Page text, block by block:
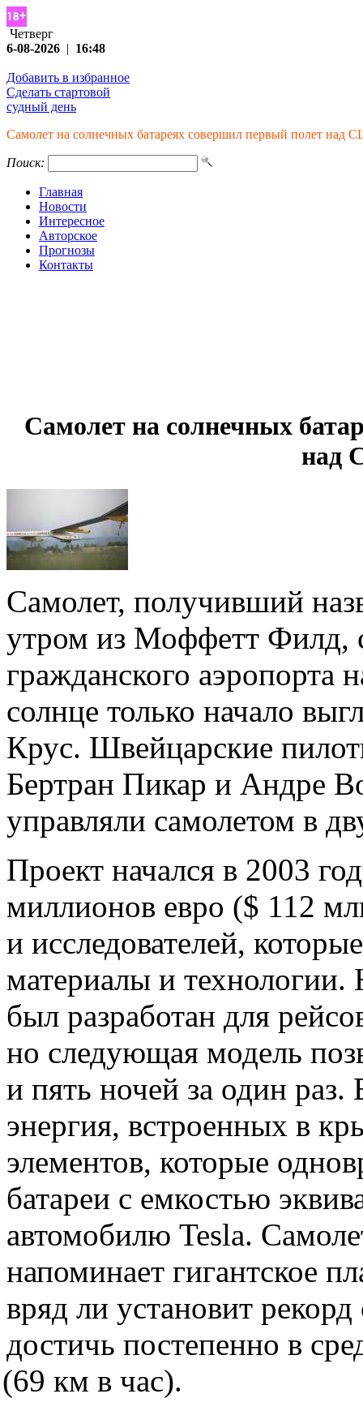
Четверг
6-08-2026 | 16:48
Добавить в избранное
Сделать стартовой
судный день
Самолет на солнечных батареях совершил первый полет над
Поиск:
Главная
Новости
Интересное
Авторское
Прогнозы
Контакты
Самолет на солнечных
над
Самолет, получивший
утром из Моффетт Филд,
гражданского аэропорта
солнце только начало
Крус. Швейцарские
Бертран Пикар и Андре
управляли самолетом в
Проект начался в 2003
миллионов евро ($ 112
и исследователей,
материалы и
был разработан для
но следующая модель
и пять ночей за один
энергия, встроенных в
элементов, которые
батареи с емкостью
автомобилю Tesla.
напоминает гигантское
вряд ли установит
достичь постепенно в
(69 км в час).